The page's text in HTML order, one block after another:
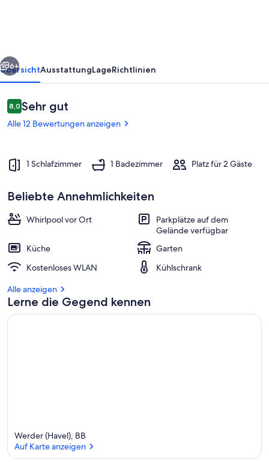
Innenbereich
Weiter
6+
ÜbersichtAusstattungLageRichtlinien
Bewertungen
8,08,0 von 10.
Sehr gut
Alle 12 Bewertungen anzeigen
1 Schlafzimmer 1 Badezimmer Platz für 2 Gäste
Beliebte Annehmlichkeiten
Whirlpool vor Ort
Parkplätze auf dem
Gelände verfügbar
Küche
Garten
Kostenloses WLAN
Kühlschrank
Alle anzeigen
Lerne die Gegend kennen
Werder (Havel), BB
Auf Karte anzeigen